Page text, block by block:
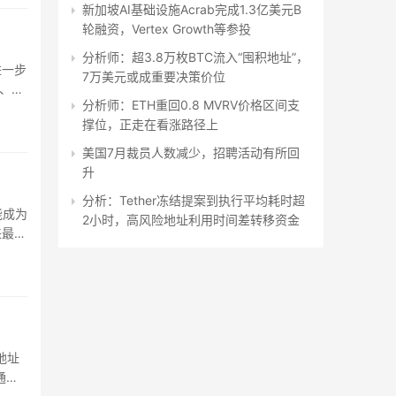
步
为
低
址
过
新加坡AI基础设施Acrab完成1.3亿美元B
轮融资，Vertex Growth等参投
分析师：超3.8万枚BTC流入“囤积地址”，
7万美元或成重要决策价位
分析师：ETH重回0.8 MVRV价格区间支
撑位，正走在看涨路径上
美国7月裁员人数减少，招聘活动有所回
升
分析：Tether冻结提案到执行平均耗时超
2小时，高风险地址利用时间差转移资金